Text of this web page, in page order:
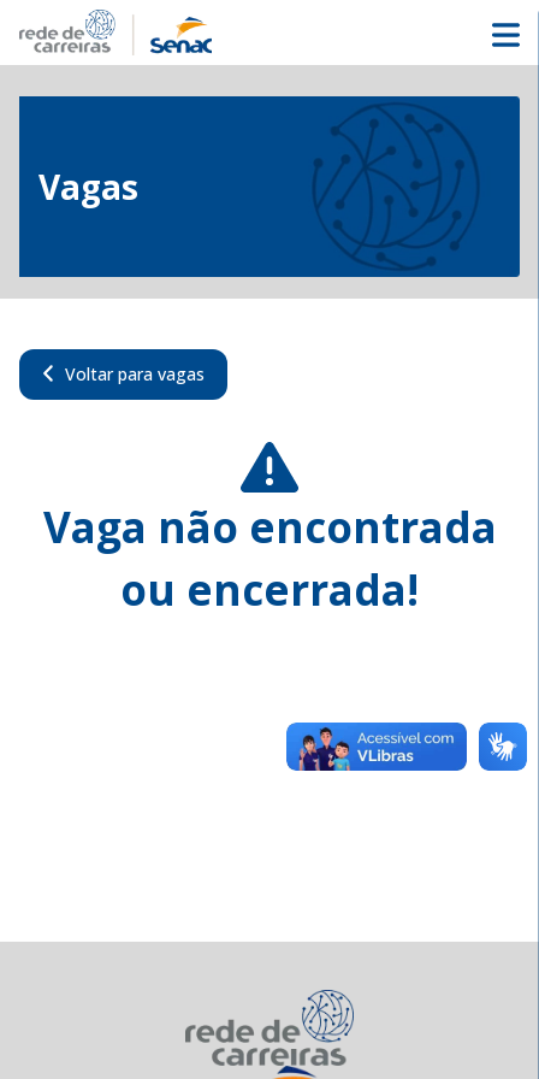
Vagas
Voltar para vagas
Vaga não encontrada
ou encerrada!